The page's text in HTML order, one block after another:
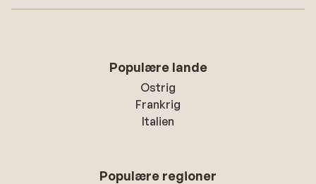
Populære lande
Ostrig
Frankrig
Italien
Populære regioner